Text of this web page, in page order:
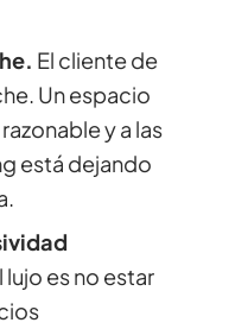
El cliente de
Un espacio
y a las
está dejando
lujo es no estar